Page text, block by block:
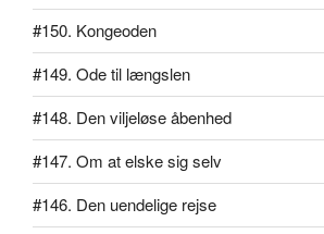
#150. Kongeoden
#149. Ode til længslen
#148. Den viljeløse åbenhed
#147. Om at elske sig selv
#146. Den uendelige rejse